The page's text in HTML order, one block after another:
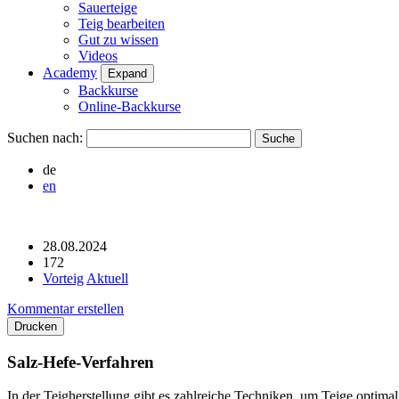
Sauerteige
Teig bearbeiten
Gut zu wissen
Videos
Academy
Expand
Backkurse
Online-Backkurse
Suchen nach:
de
en
28.08.2024
172
Vorteig Aktuell
Kommentar erstellen
Drucken
Salz-Hefe-Verfahren